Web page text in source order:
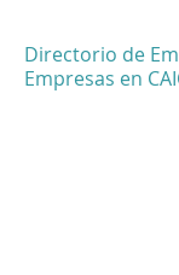
Directorio de
Empresas en